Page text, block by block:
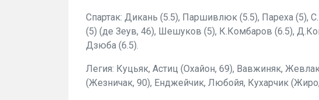
Спартак: Дикань (5.5), Паршивлюк (5.5), Пареха (5),
(5) (де Зеув, 46), Шешуков (5), К.Комбаров (6.5),
Дзюба (6.5).
Легия: Куцьяк, Астиц (Охайон, 69), Вавжиняк,
(Жезничак, 90), Енджейчик, Любойя, Кухарчик